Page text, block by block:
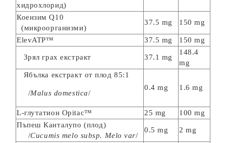
хидрохлорид)
Коензим Q10
(микроорганизми)
37.5 mg 150 mg
ElevATP™ 37.5 mg 150 mg
Зрял грах екстракт 37.1 mg
148.4
mg
Ябълка екстракт от плод 85:1
/Malus domestica/
0.4 mg 1.6 mg
L-глутатион Opitac™ 25 mg
100 mg
Пъпеш Канталупо (плод)
/Cucumis melo subsp. Melo var/
0.5 mg 2 mg